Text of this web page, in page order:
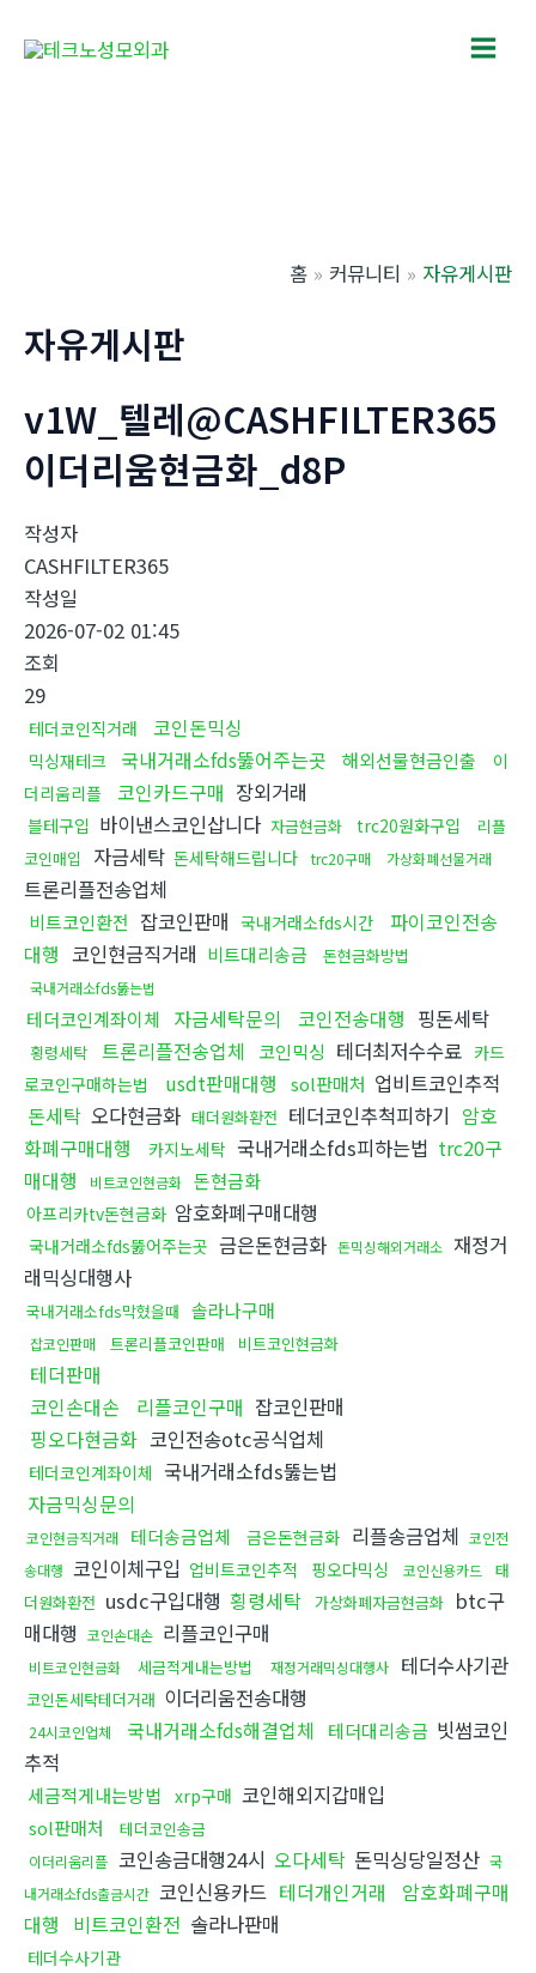
Main
홈 커뮤니티 자유게시판
자유게시판
v1W_텔레@CASHFILTER365
이더리움현금화_d8P
작성자
CASHFILTER365
작성일
2026-07-02 01:45
조회
29
테더코인직거래 코인돈믹싱
믹싱재테크 국내거래소fds뚫어주는곳 해외선물현금인출
이
더리움리플
코인카드구매 장외거래
블테구입 바이낸스코인삽니다 자금현금화 trc20원화구입
리플
코인매입
자금세탁 돈세탁해드립니다 trc20구매 가상화폐선물거래
트론리플전송업체
비트코인환전 잡코인판매 국내거래소fds시간
파이코인전송
대행 코인현금직거래 비트대리송금 돈현금화방법
국내거래소fds뚫는법
테더코인계좌이체 자금세탁문의 코인전송대행 핑돈세탁
횡령세탁 트론리플전송업체 코인믹싱 테더최저수수료 카드
로코인구매하는법
usdt판매대행 sol판매처 업비트코인추적
돈세탁 오다현금화 태더원화환전 테더코인추척피하기 암호
화폐구매대행
카지노세탁 국내거래소fds피하는법 trc20구
매대행
비트코인현금화 돈현금화
아프리카tv돈현금화 암호화폐구매대행
국내거래소fds뚫어주는곳 금은돈현금화 돈믹싱해외거래소 재정거
래믹싱대행사
국내거래소fds막혔을때 솔라나구매
잡코인판매 트론리플코인판매 비트코인현금화
테더판매
코인손대손
리플코인구매 잡코인판매
핑오다현금화 코인전송otc공식업체
테더코인계좌이체 국내거래소fds뚫는법
자금믹싱문의
코인현금직거래 테더송금업체 금은돈현금화 리플송금업체 코인전
송대행 코인이체구입 업비트코인추적 핑오다믹싱 코인신용카드
태
더원화환전 usdc구입대행 횡령세탁 가상화폐자금현금화 btc구
매대행 코인손대손 리플코인구매
비트코인현금화 세금적게내는방법 재정거래믹싱대행사 테더수사기관
코인돈세탁테더거래 이더리움전송대행
24시코인업체 국내거래소fds해결업체 테더대리송금 빗썸코인
추적
세금적게내는방법 xrp구매 코인해외지갑매입
sol판매처 테더코인송금
이더리움리플 코인송금대행24시 오다세탁 돈믹싱당일정산 국
내거래소fds출금시간 코인신용카드 테더개인거래
암호화폐구매
대행 비트코인환전 솔라나판매
테더수사기관